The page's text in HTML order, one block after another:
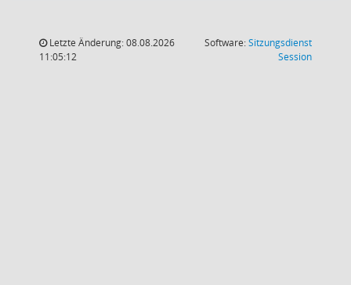
Letzte Änderung: 08.08.2026
11:05:12
Software:Sitzungsdienst
Session(Wird in